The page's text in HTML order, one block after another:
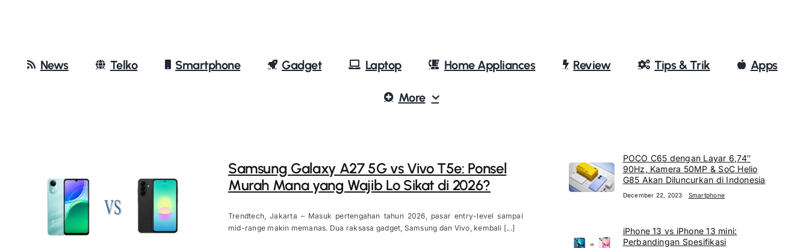
News Telko Smartphone Gadget Laptop Home Appliances Review Tips & Trik Apps
More
Samsung Galaxy A27 5G vs Vivo T5e: Ponsel
Murah Mana yang Wajib Lo Sikat di 2026?
Trendtech, Jakarta – Masuk pertengahan tahun 2026, pasar entry-level sampai
mid-range makin memanas. Dua raksasa gadget, Samsung dan Vivo, kembali [...]
POCO C65 dengan Layar 6,74″
90Hz, Kamera 50MP & SoC Helio
G85 Akan Diluncurkan di Indonesia
December 22, 2023 Smartphone
iPhone 13 vs iPhone 13 mini:
Perbandingan Spesifikasi